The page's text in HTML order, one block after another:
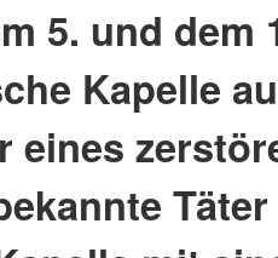
5. und dem
Kapelle
eines